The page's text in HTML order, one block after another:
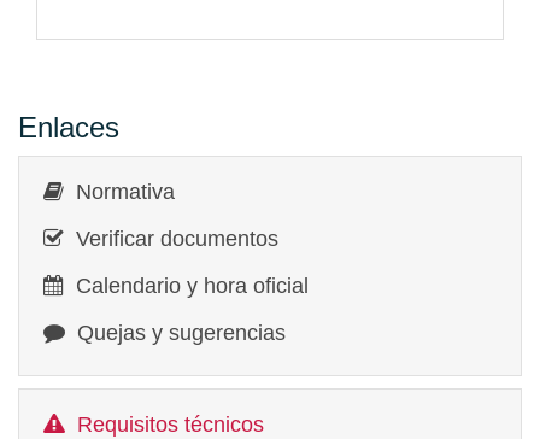
Enlaces
Normativa
Verificar documentos
Calendario y hora oficial
Quejas y sugerencias
Requisitos técnicos